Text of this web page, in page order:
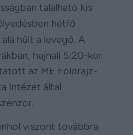
található kis
hétfő
hűlt a levegő. A
hajnali 5:20-kor
az ME Földrajz-
Intézet által
viszont továbbra